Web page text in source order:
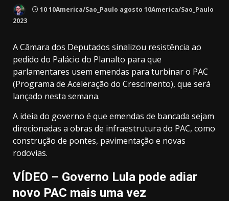
10 10America/Sao_Paulo agosto 10America/Sao_Paulo
2023
A Câmara dos Deputados sinalizou resistência ao
pedido do Palácio do Planalto para que
parlamentares usem emendas para turbinar o PAC
(Programa de Aceleração do Crescimento), que será
lançado nesta semana.
A ideia do governo é que emendas de bancada sejam
direcionadas a obras de infraestrutura do PAC, como
construção de pontes, pavimentação e novas
rodovias.
VÍDEO – Governo Lula pode adiar
novo PAC mais uma vez